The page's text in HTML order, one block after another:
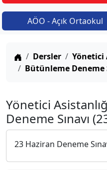
AÖO - Açık Ortaokul
Anasayfa
Dersler
Yönetici
Bütünleme Deneme
Yönetici
Deneme Sınavı
23 Haziran Deneme